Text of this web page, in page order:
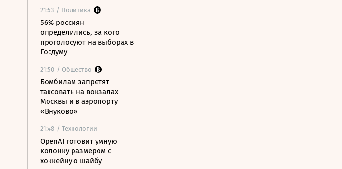
21:53 / Политика
56% россиян
определились, за кого
проголосуют на выборах в
Госдуму
21:50 / Общество
Бомбилам запретят
таксовать на вокзалах
Москвы и в аэропорту
«Внуково»
21:48 / Технологии
OpenAI готовит умную
колонку размером с
хоккейную шайбу